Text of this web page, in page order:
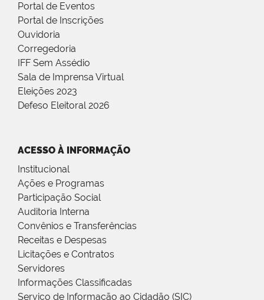
Portal de Eventos
Portal de Inscrições
Ouvidoria
Corregedoria
IFF Sem Assédio
Sala de Imprensa Virtual
Eleições 2023
Defeso Eleitoral 2026
ACESSO À INFORMAÇÃO
Institucional
Ações e Programas
Participação Social
Auditoria Interna
Convênios e Transferências
Receitas e Despesas
Licitações e Contratos
Servidores
Informações Classificadas
Serviço de Informação ao Cidadão (SIC)